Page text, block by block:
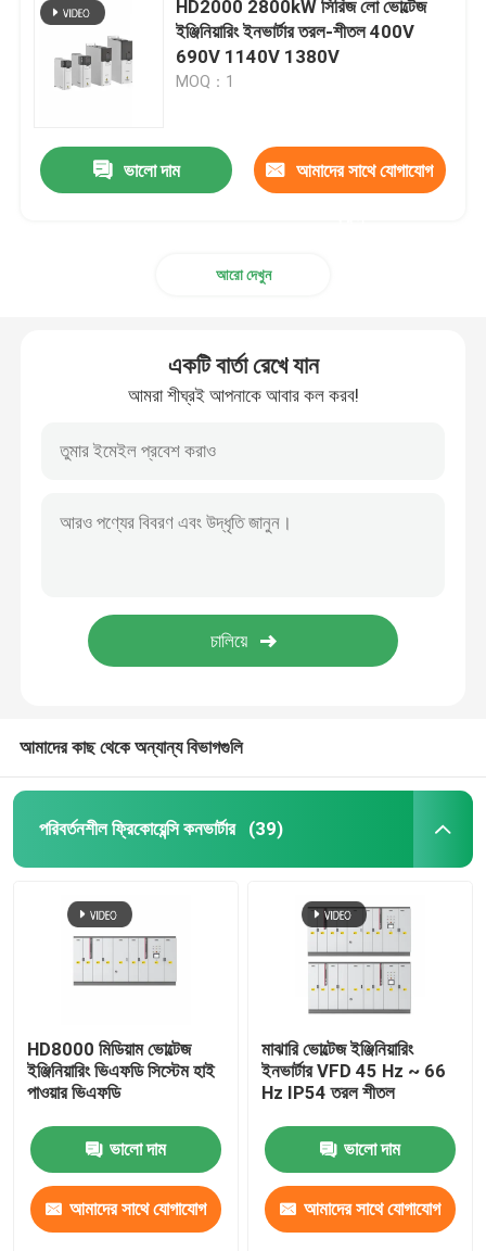
সৌর হাইব্রিড বৈদ্যুতিন সংকেতের মেরু বদল
HD2000 2800kW সিরিজ লো ভোল্টেজ
ইঞ্জিনিয়ারিং ইনভার্টার তরল-শীতল 400V
690V 1140V 1380V
MOQ：1
ভালো দাম আমাদের সাথে যোগাযোগ
আরো দেখুন
একটি বার্তা রেখে যান
আমরা শীঘ্রই আপনাকে আবার কল করব!
আমাদের কাছ থেকে অন্যান্য বিভাগগুলি
পরিবর্তনশীল ফ্রিকোয়েন্সি কনভার্টার (39)
HD8000 মিডিয়াম ভোল্টেজ
ইঞ্জিনিয়ারিং ভিএফডি সিস্টেম হাই
পাওয়ার ভিএফডি
ভালো দাম
আমাদের সাথে যোগাযোগ
মাঝারি ভোল্টেজ ইঞ্জিনিয়ারিং
ইনভার্টার VFD 45 Hz ~ 66
Hz IP54 তরল শীতল
ভালো দাম
আমাদের সাথে যোগাযোগ